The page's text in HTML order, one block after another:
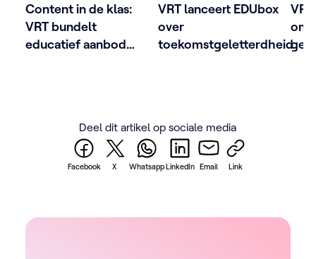
Content in de klas:
VRT bundelt
educatief aanbod
VRT lanceert EDUbox
over
toekomstgeletterdheid
om
Deel dit artikel op sociale media
Facebook X WhatsappLinkedIn Email Link